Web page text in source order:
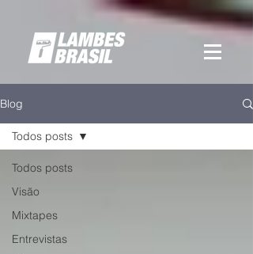
Blog
Todos posts
Visão
Mixtapes
Entrevistas
Todos posts